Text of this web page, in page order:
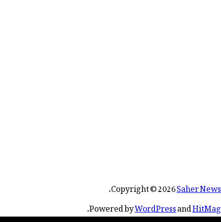
Copyright © 2026Saher News
.
Powered byWordPressandHitMag
.